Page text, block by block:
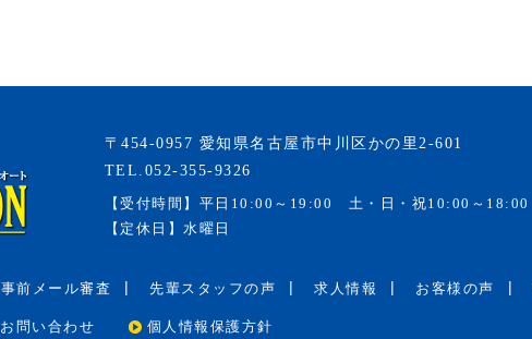
〒454-0957 愛知県名古屋市中川区かの里2-601
TEL.052-355-9326
【受付時間】 平日10:00～19:00 土・日・祝10:00～18:00
【定休日】水曜日
事前メール審査 先輩スタッフの声 求人情報 お客様の声
お問い合わせ 個人情報保護方針